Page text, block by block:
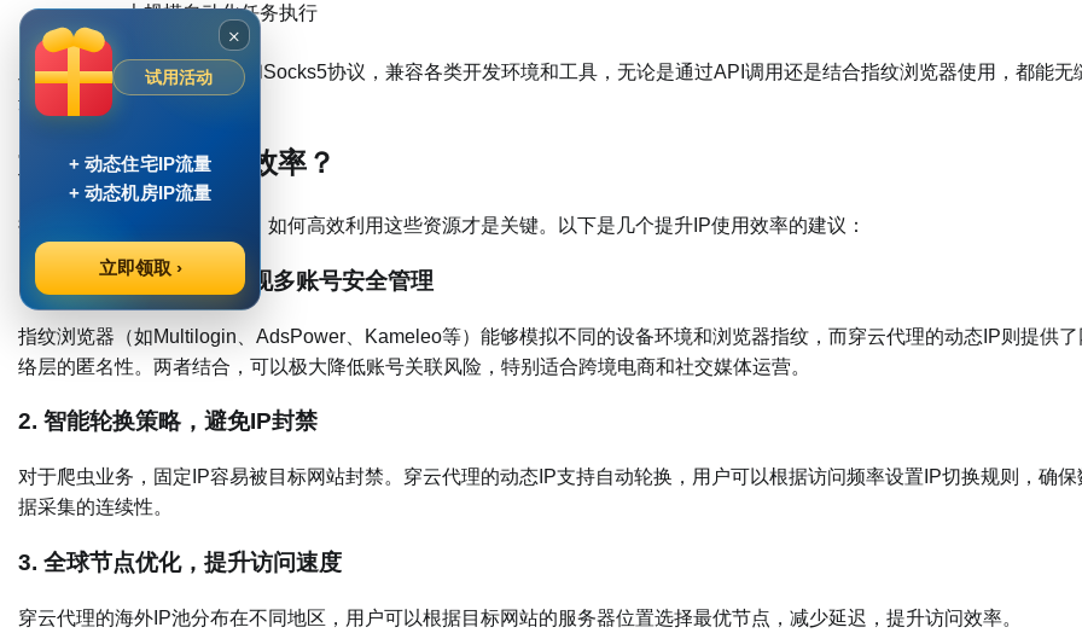
大规模自动化任务执行
此外，穿云代理支持HTTP和Socks5协议，兼容各类开发环境和工具，无论是通过API调用还是结合指纹浏览器使用，都能无
适配。
如何最大化IP使用效率？
拥有海量IP资源只是第一步，如何高效利用这些资源才是关键。以下是几个提升IP使用效率的建议：
1. ​​结合指纹浏览器，实现多账号安全管理​
指纹浏览器（如Multilogin、AdsPower、Kameleo等）能够模拟不同的设备环境和浏览器指纹，而穿云代理的动态IP则提供了
络层的匿名性。两者结合，可以极大降低账号关联风险，特别适合跨境电商和社交媒体运营。
2. ​ ​智能轮换策略，避免IP封禁​
对于爬虫业务，固定IP容易被目标网站封禁。穿云代理的动态IP支持自动轮换，用户可以根据访问频率设置IP切换规则，确保
据采集的连续性。
3. ​ ​全球节点优化，提升访问速度​
穿云代理的海外IP池分布在不同地区，用户可以根据目标网站的服务器位置选择最优节点，减少延迟，提升访问效率。
×
试用活动
+ 动态住宅IP流量
+ 动态机房IP流量
立即领取 ›